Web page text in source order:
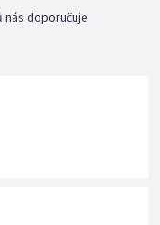
nás doporučuje